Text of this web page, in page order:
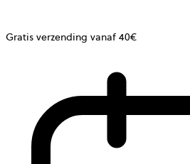
Gratis verzending vanaf 40€